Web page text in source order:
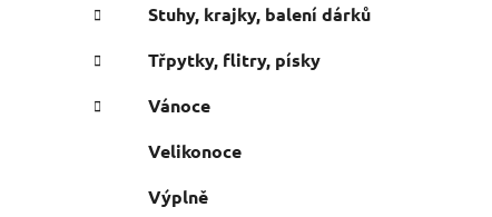
Stuhy, krajky, balení dárků
Třpytky, flitry, písky
Vánoce
Velikonoce
Výplně